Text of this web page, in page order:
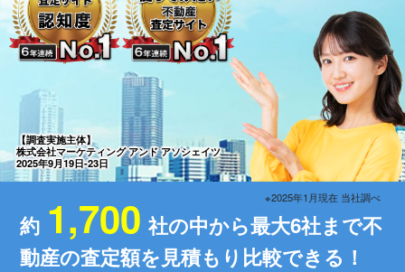
【調査実施主体】
株式会社マーケティング アンド アソシェイツ
2025年9月19日-23日
約 1,700 社の中から最大6社まで不
動産の査定額を見積もり比較できる！
※2025年1月現在 当社調べ